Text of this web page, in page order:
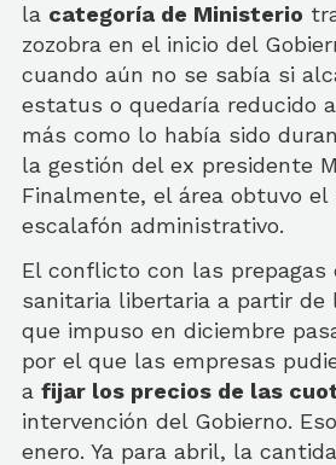
la categoría de Ministerio
zozobra en el inicio del
cuando aún no se sabía si
estatus o quedaría reducido
más como lo había sido
la gestión del ex presidente
Finalmente, el área obtuvo el
escalafón administrativo.
El conflicto con las prepagas
sanitaria libertaria a partir de
que impuso en diciembre
por el que las empresas
a fijar los precios de las
intervención del Gobierno.
enero. Ya para abril, la